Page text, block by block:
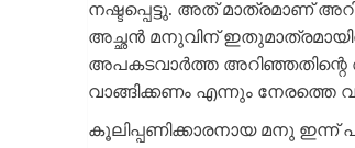
നഷ്ടപ്പെട്ടു. അത് മാത്രമാണ്
അച്ഛന്‍ മനുവിന്
അപകടവാര്‍ത്ത അറിഞ്ഞതിന്റെ
വാങ്ങിക്കണം എന്നും
കൂലിപ്പണിക്കാരനായ മനു